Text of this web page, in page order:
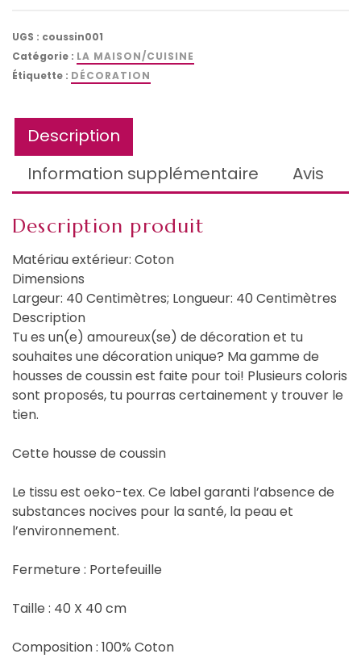
UGS : coussin001
Catégorie : LA MAISON/CUISINE
Étiquette : DÉCORATION
Description
Information supplémentaire
Avis
Description produit
Matériau extérieur: Coton
Dimensions
Largeur: 40 Centimètres; Longueur: 40 Centimètres
Description
Tu es un(e) amoureux(se) de décoration et tu
souhaites une décoration unique? Ma gamme de
housses de coussin est faite pour toi! Plusieurs coloris
sont proposés, tu pourras certainement y trouver le
tien.
Cette housse de coussin
Le tissu est oeko-tex. Ce label garanti l’absence de
substances nocives pour la santé, la peau et
l’environnement.
Fermeture : Portefeuille
Taille : 40 X 40 cm
Composition : 100% Coton